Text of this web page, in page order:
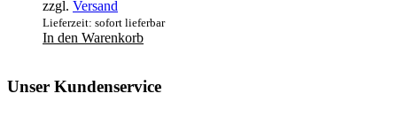
zzgl. Versand
Lieferzeit: sofort lieferbar
In den Warenkorb
Unser Kundenservice